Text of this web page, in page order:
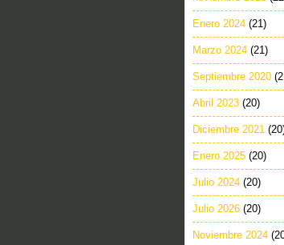
Enero 2024 (21)
Marzo 2024 (21)
Septiembre 2020
Abril 2023 (20)
Diciembre 2021
Enero 2025 (20)
Julio 2024 (20)
Julio 2026 (20)
Noviembre 2024